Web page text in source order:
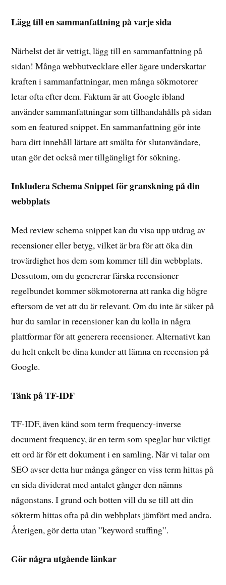
Lägg till en sammanfattning på varje sida
Närhelst det är vettigt, lägg till en sammanfattning på
sidan! Många webbutvecklare eller ägare underskattar
kraften i sammanfattningar, men många sökmotorer
letar ofta efter dem. Faktum är att Google ibland
använder sammanfattningar som tillhandahålls på sidan
som en featured snippet. En sammanfattning gör inte
bara ditt innehåll lättare att smälta för slutanvändare,
utan gör det också mer tillgängligt för sökning.
Inkludera Schema Snippet för granskning på din
webbplats
Med review schema snippet kan du visa upp utdrag av
recensioner eller betyg, vilket är bra för att öka din
trovärdighet hos dem som kommer till din webbplats.
Dessutom, om du genererar färska recensioner
regelbundet kommer sökmotorerna att ranka dig högre
eftersom de vet att du är relevant. Om du inte är säker på
hur du samlar in recensioner kan du kolla in några
plattformar för att generera recensioner. Alternativt kan
du helt enkelt be dina kunder att lämna en recension på
Google.
Tänk på TF-IDF
TF-IDF, även känd som term frequency-inverse
document frequency, är en term som speglar hur viktigt
ett ord är för ett dokument i en samling. När vi talar om
SEO avser detta hur många gånger en viss term hittas på
en sida dividerat med antalet gånger den nämns
någonstans. I grund och botten vill du se till att din
sökterm hittas ofta på din webbplats jämfört med andra.
Återigen, gör detta utan ”keyword stuffing”.
Gör några utgående länkar